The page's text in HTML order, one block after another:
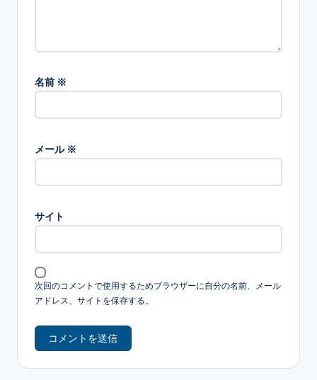
名前 ※
メール ※
サイト
次回のコメントで使用するためブラウザーに自分の名前、メール
アドレス、サイトを保存する。